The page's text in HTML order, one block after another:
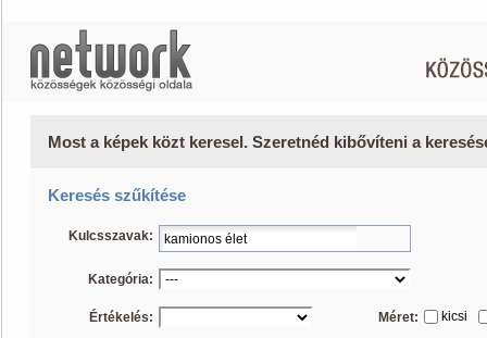
Most a képek közt keresel. Szeretnéd kibővíteni a
Keresés szűkítése
Kulcsszavak:
Kategória:
Értékelés: Méret: kicsi